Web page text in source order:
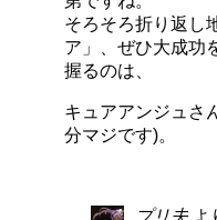
そろそろ折り返し
ア」、ぜひ大成
握るのは、
キュアアンジュさ
分マジです)。
プリ夫 よ